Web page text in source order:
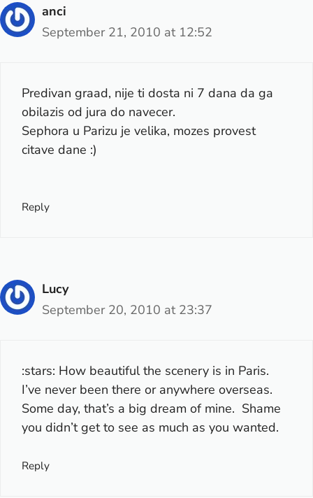
anci
September 21, 2010 at 12:52
Predivan graad, nije ti dosta ni 7 dana da ga
obilazis od jura do navecer.
Sephora u Parizu je velika, mozes provest
citave dane :)
Reply
Lucy
September 20, 2010 at 23:37
:stars: How beautiful the scenery is in Paris.
I’ve never been there or anywhere overseas.
Some day, that’s a big dream of mine. Shame
you didn’t get to see as much as you wanted.
Reply